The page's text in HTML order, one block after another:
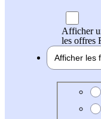
Afficher
les offres
Afficher les
Date de